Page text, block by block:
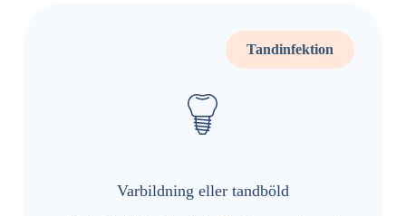
Tandinfektion
Varbildning eller tandböld